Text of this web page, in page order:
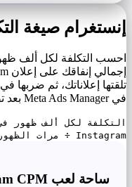
إنستغرام صيغة
في Meta Ads Manager بعد تصفيتهما لمواضع Instagram فقط.
Instagram ÷ مرات الظهور في Instagram) × 1,000
ساحة لعب Instagram CPM